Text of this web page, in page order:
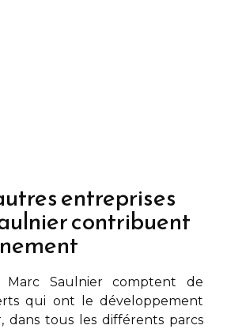
entreprises
contribuent
Marc Saulniercomptent de
qui ont le développement
tous les différents parcs